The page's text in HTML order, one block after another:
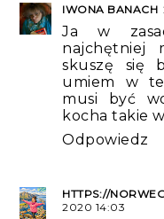
IWONA BANACH
Ja w
najchętniej
skuszę się
umiem w
musi być
kocha takie
Odpowiedz
HTTPS://
2020 14:03